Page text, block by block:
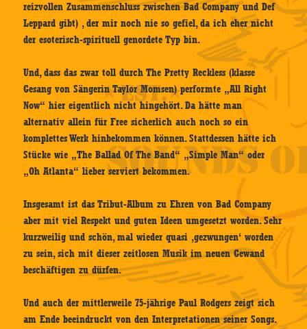
reizvollen Zusammenschluss zwischen Bad Company und Def
Leppard gibt) , der mir noch nie so gefiel, da ich eher nicht
der esoterisch-spirituell genordete Typ bin.
Und, dass das zwar toll durch The Pretty Reckless (klasse
Gesang von Sängerin Taylor Momsen) performte „All Right
Now“ hier eigentlich nicht hingehört. Da hätte man
alternativ allein für Free sicherlich auch noch so ein
komplettes Werk hinbekommen können. Stattdessen hätte ich
Stücke wie „The Ballad Of The Band“ „Simple Man“ oder
„Oh Atlanta“ lieber serviert bekommen.
Insgesamt ist das Tribut-Album zu Ehren von Bad Company
aber mit viel Respekt und guten Ideen umgesetzt worden. Sehr
kurzweilig und schön, mal wieder quasi ‚gezwungen‘ worden
zu sein, sich mit dieser zeitlosen Musik im neuen Gewand
beschäftigen zu dürfen.
Und auch der mittlerweile 75-jährige Paul Rodgers zeigt sich
am Ende beeindruckt von den Interpretationen seiner Songs.